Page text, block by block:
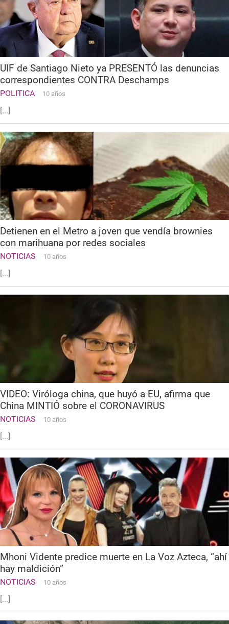
UIF de Santiago Nieto ya PRESENTÓ las denuncias
correspondientes CONTRA Deschamps
POLITICA 10 años
[...]
Detienen en el Metro a joven que vendía brownies
con marihuana por redes sociales
NOTICIAS 10 años
[...]
VIDEO: Viróloga china, que huyó a EU, afirma que
China MINTIÓ sobre el CORONAVIRUS
NOTICIAS 10 años
[...]
Mhoni Vidente predice muerte en La Voz Azteca, “ahí
hay maldición”
NOTICIAS 10 años
[...]